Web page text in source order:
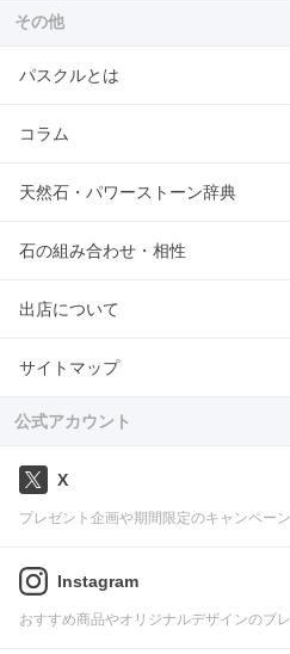
その他
パスクルとは
コラム
天然石・パワーストーン辞典
石の組み合わせ・相性
出店について
サイトマップ
公式アカウント
X
プレゼント企画や期間限定のキャンペー
Instagram
おすすめ商品やオリジナルデザインのブ